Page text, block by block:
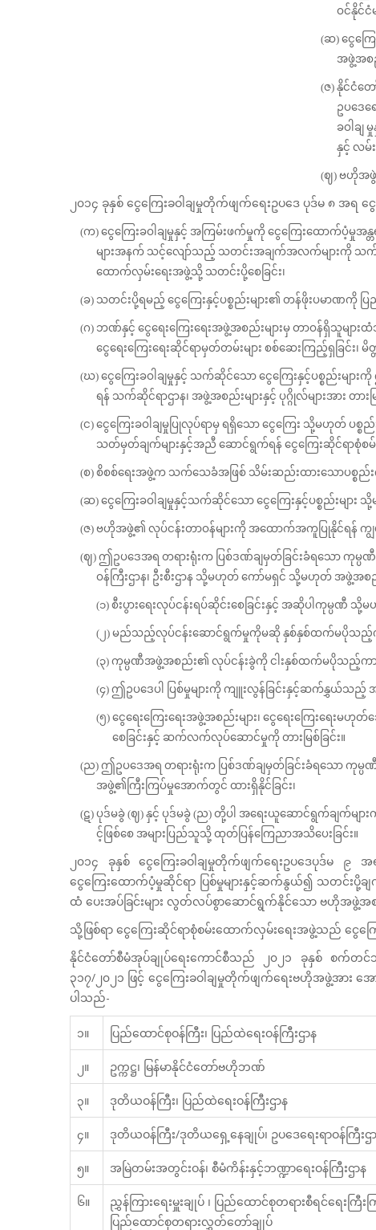
ဝင်နိုင်ငံ
(ဆ) ငွေကြ
အဖွဲ့အစည်
(ဇ) နိုင်ငံတ
ဥပဒေရ
ခဝါချ
နှင့် လမ်း
(ဈ) ဗဟိုအဖွဲ့
၂၀၁၄ ခုနှစ် ငွေကြေးခဝါချမှုတိုက်ဖျက်ရေးဥပဒေ ပုဒ်မ ၈ အ
(က) ငွေကြေးခဝါချမှုနှင့် အကြမ်းဖက်မှုကို ငွေကြေးထောက်ပံ့မှု
များအနက် သင့်လျော်သည့် သတင်းအချက်အလက်များကို သက်ဆို
ထောက်လှမ်းရေးအဖွဲ့သို့ သတင်းပို့စေခြင်း၊
(ခ) သတင်းပို့ရမည့် ငွေကြေးနှင့်ပစ္စည်းများ၏ တန်ဖိုးပမာဏ
(ဂ) ဘဏ်နှင့် ငွေရေးကြေးရေးအဖွဲ့အစည်းများမှ တာဝန်ရှိသူများ
ငွေရေးကြေးရေးဆိုင်ရာမှတ်တမ်းများ စစ်ဆေးကြည့်ရှခြင်း
(ဃ) ငွေကြေးခဝါချမှုနှင့် သက်ဆိုင်သော ငွေကြေးနှင့်ပစ္စည်းများ
ရန် သက်ဆိုင်ရာဌာန၊ အဖွဲ့အစည်းများနှင့် ပုဂ္ဂိုလ်များအား တား
(င) ငွေကြေးခဝါချမှုပြုလုပ်ရာမှ ရရှိသော ငွေကြေး သို့မဟုတ် ပစ္စ
သတ်မှတ်ချက်များနှင့်အညီ ဆောင်ရွက်ရန် ငွေကြေးဆိုင်ရာစုံစမ်
(စ) စိစစ်ရေးအဖွဲ့က သက်သေခံအဖြစ် သိမ်းဆည်းထားသောပစ္စည်း
(ဆ) ငွေကြေးခဝါချမှုနှင့်သက်ဆိုင်သော ငွေကြေးနှင့်ပစ္စည်းမျ
(ဇ) ဗဟိုအဖွဲ့၏ လုပ်ငန်းတာဝန်များကို အထောက်အကူပြုနိုင်ရန် ကျွမ်
(ဈ) ဤဥပဒေအရ တရားရုံးက ပြစ်ဒဏ်ချမှတ်ခြင်းခံရသော
ဝန်ကြီးဌာန၊ ဦးစီးဌာန သို့မဟုတ် ကော်မရှင် သို့မဟုတ် အဖွဲ့အ
(၁) စီးပွားရေးလုပ်ငန်းရပ်ဆိုင်းစေခြင်းနှင့် အဆိုပါကုမ္ပဏီ
(၂) မည်သည့်လုပ်ငန်းဆောင်ရွက်မှုကိုမဆို နှစ်နှစ်ထက်မပိုသည့်ကာလ
(၃) ကုမ္ပဏီအဖွဲ့အစည်း၏ လုပ်ငန်းခွဲကို ငါးနှစ်ထက်မပိုသည့်က
(၄) ဤဥပဒေပါ ပြစ်မှုများကို ကျူးလွန်ခြင်းနှင့်ဆက်နွှယ်
(၅) ငွေရေးကြေးရေးအဖွဲ့အစည်းများ၊ ငွေရေးကြေးရေး
စေခြင်းနှင့် ဆက်လက်လုပ်ဆောင်မှုကို တားမြစ်ခြင်း။
(ည) ဤဥပဒေအရ တရားရုံးက ပြစ်ဒဏ်ချမှတ်ခြင်းခံရသေ
အဖွဲ့၏ကြီးကြပ်မှုအောက်တွင် ထားရှိနိုင်ခြင်း၊
(ဋ) ပုဒ်မခွဲ (ဈ) နှင့် ပုဒ်မခွဲ (ည) တို့ပါ အရေးယူဆောင်ရွက်ချက်များကို
င့်ဖြစ်စေ အများပြည်သူသို့ ထုတ်ပြန်ကြေညာအသိပေးခြင်း။
၂၀၁၄ ခုနှစ် ငွေကြေး‌ခဝါချမှုတိုက်ဖျက်ရေးဥ‌ပဒေပုဒ်မ ၉
ငွေကြေးထောက်ပံ့မှုဆိုင်ရာ ပြစ်မှုများနှင့်ဆက်နွယ်၍ သတင်းပို့ချ
ထံ ပေးအပ်ခြင်းများ လွတ်လပ်စွာဆောင်ရွက်နိုင်သော ဗဟိုအဖွဲ့အစ
သို့ဖြစ်ရာ ငွေကြေးဆိုင်ရာစုံစမ်းထောက်လှမ်းရေးအဖွဲ့သည် ငွေ
နိုင်ငံတော်စီမံအုပ်ချုပ်ရေးကောင်စီသည် ၂၀၂၁ ခုနှစ် စက်တ
၃၁၇/၂၀၂၁ ဖြင့် ငွေကြေးခဝါချမှုတိုက်ဖျက်ရေးဗဟိုအဖွဲ့အား အေ
ပါသည်-
၁။ ပြည်ထောင်စုဝန်ကြီး၊ ပြည်ထဲရေးဝန်ကြီးဌာန
၂။ ဥက္ကဋ္ဌ၊ မြန်မာနိုင်ငံတော်ဗဟိုဘဏ်
၃။ ဒုတိယဝန်ကြီး၊ ပြည်ထဲရေးဝန်ကြီးဌာန
၄။ ဒုတိယဝန်ကြီး/ဒုတိယရှေ့နေချုပ်၊ ဥပဒေရေးရာဝန်ကြီးဌ
၅။ အမြဲတမ်းအတွင်းဝန်၊ စီမံကိန်းနှင့်ဘဏ္ဍာရေးဝန်ကြီးဌာန
၆။
ညွှန်ကြားရေးမှူးချုပ် ၊ ပြည်ထောင်စုတရားစီရင်ရေးကြီးက
ပြည်ထောင်စုတရားလွှတ်တော်ချုပ်